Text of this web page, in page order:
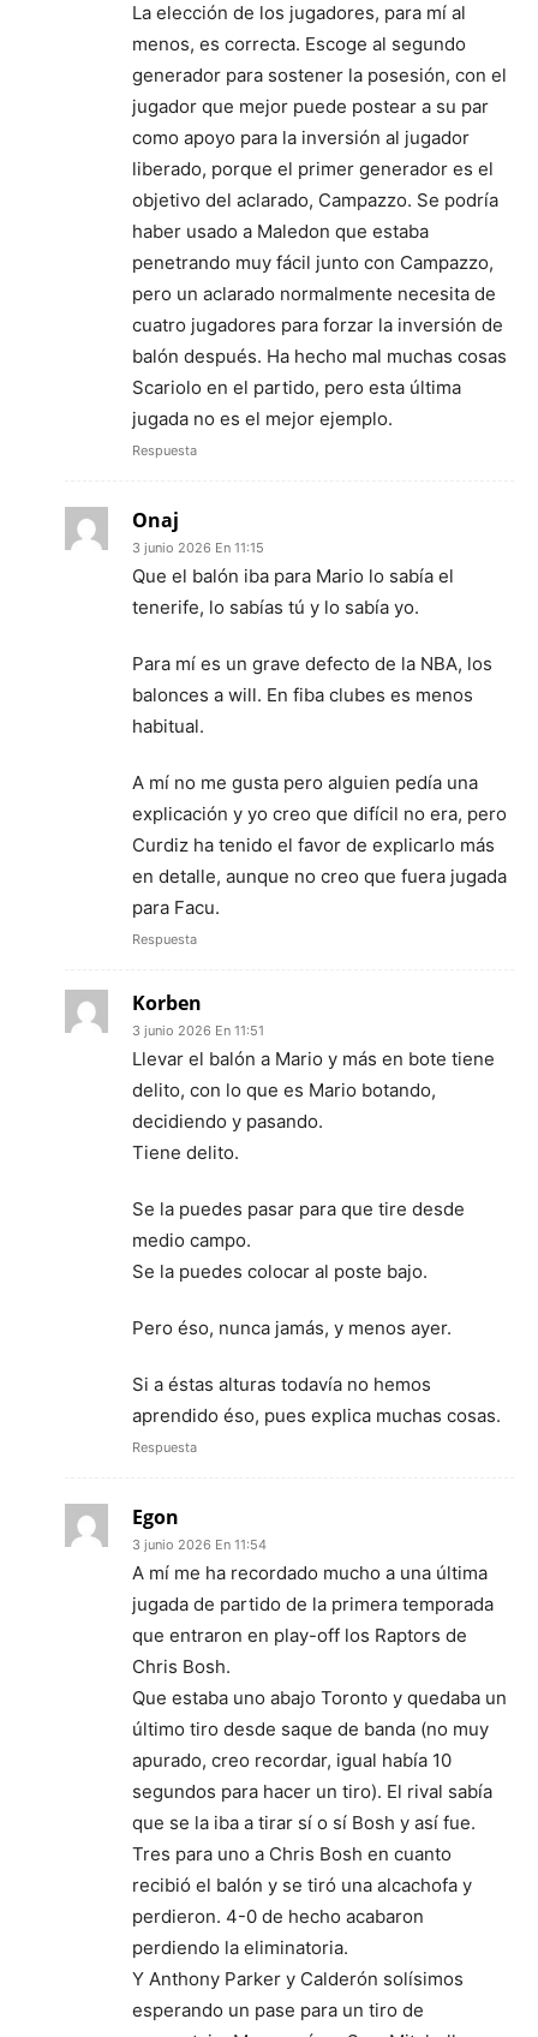
La elección de los jugadores, para mí al
menos, es correcta. Escoge al segundo
generador para sostener la posesión, con el
jugador que mejor puede postear a su par
como apoyo para la inversión al jugador
liberado, porque el primer generador es el
objetivo del aclarado, Campazzo. Se podría
haber usado a Maledon que estaba
penetrando muy fácil junto con Campazzo,
pero un aclarado normalmente necesita de
cuatro jugadores para forzar la inversión de
balón después. Ha hecho mal muchas cosas
Scariolo en el partido, pero esta última
jugada no es el mejor ejemplo.
Respuesta
Onaj
3 junio 2026 En 11:15
Que el balón iba para Mario lo sabía el
tenerife, lo sabías tú y lo sabía yo.
Para mí es un grave defecto de la NBA, los
balonces a will. En fiba clubes es menos
habitual.
A mí no me gusta pero alguien pedía una
explicación y yo creo que difícil no era, pero
Curdiz ha tenido el favor de explicarlo más
en detalle, aunque no creo que fuera jugada
para Facu.
Respuesta
Korben
3 junio 2026 En 11:51
Llevar el balón a Mario y más en bote tiene
delito, con lo que es Mario botando,
decidiendo y pasando.
Tiene delito.
Se la puedes pasar para que tire desde
medio campo.
Se la puedes colocar al poste bajo.
Pero éso, nunca jamás, y menos ayer.
Si a éstas alturas todavía no hemos
aprendido éso, pues explica muchas cosas.
Respuesta
Egon
3 junio 2026 En 11:54
A mí me ha recordado mucho a una última
jugada de partido de la primera temporada
que entraron en play-off los Raptors de
Chris Bosh.
Que estaba uno abajo Toronto y quedaba un
último tiro desde saque de banda (no muy
apurado, creo recordar, igual había 10
segundos para hacer un tiro). El rival sabía
que se la iba a tirar sí o sí Bosh y así fue.
Tres para uno a Chris Bosh en cuanto
recibió el balón y se tiró una alcachofa y
perdieron. 4-0 de hecho acabaron
perdiendo la eliminatoria.
Y Anthony Parker y Calderón solísimos
esperando un pase para un tiro de